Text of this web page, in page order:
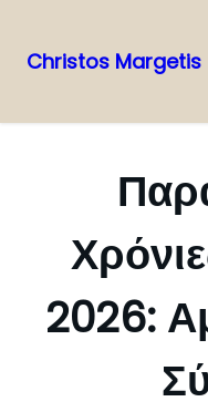
to
Christos Margetis
2026: